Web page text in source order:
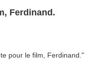
Ferdinand.